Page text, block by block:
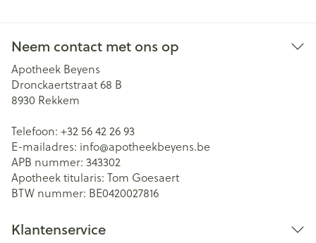
Neem contact met ons op
Apotheek Beyens
Dronckaertstraat 68 B
8930 Rekkem
Telefoon: +32 56 42 26 93
E-mailadres: info@apotheekbeyens.be
APB nummer: 343302
Apotheek titularis: Tom Goesaert
BTW nummer: BE0420027816
Klantenservice